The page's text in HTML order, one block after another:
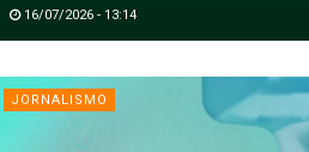
16/07/2026 - 13:14
JORNALISMO